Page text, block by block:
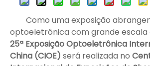
Como uma exposição
optoeletrônica com grande escala
25ª Exposição Optoeletrônica
China (CIOE) será realizada no